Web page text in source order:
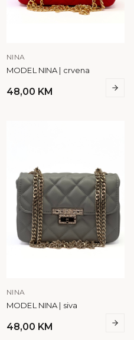
NINA
MODEL NINA | crvena
48,00 KM
NINA
MODEL NINA | siva
48,00 KM